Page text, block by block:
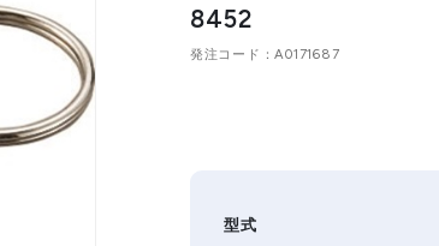
8452
発注コード A0171687
型式